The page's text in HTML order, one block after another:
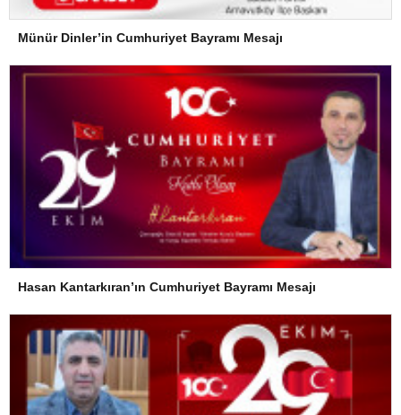
Münür Dinler’in Cumhuriyet Bayramı Mesajı
Hasan Kantarkıran’ın Cumhuriyet Bayramı Mesajı